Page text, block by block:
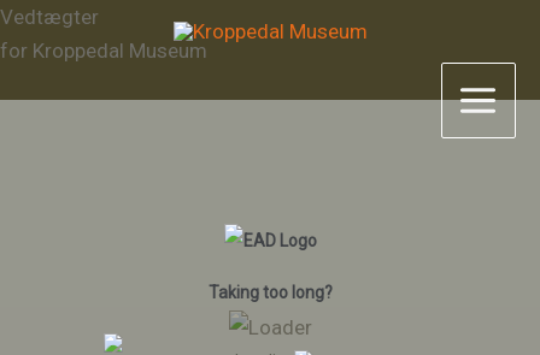
Gå
til
Vedtægter
for Kroppedal Museum
Taking too long?